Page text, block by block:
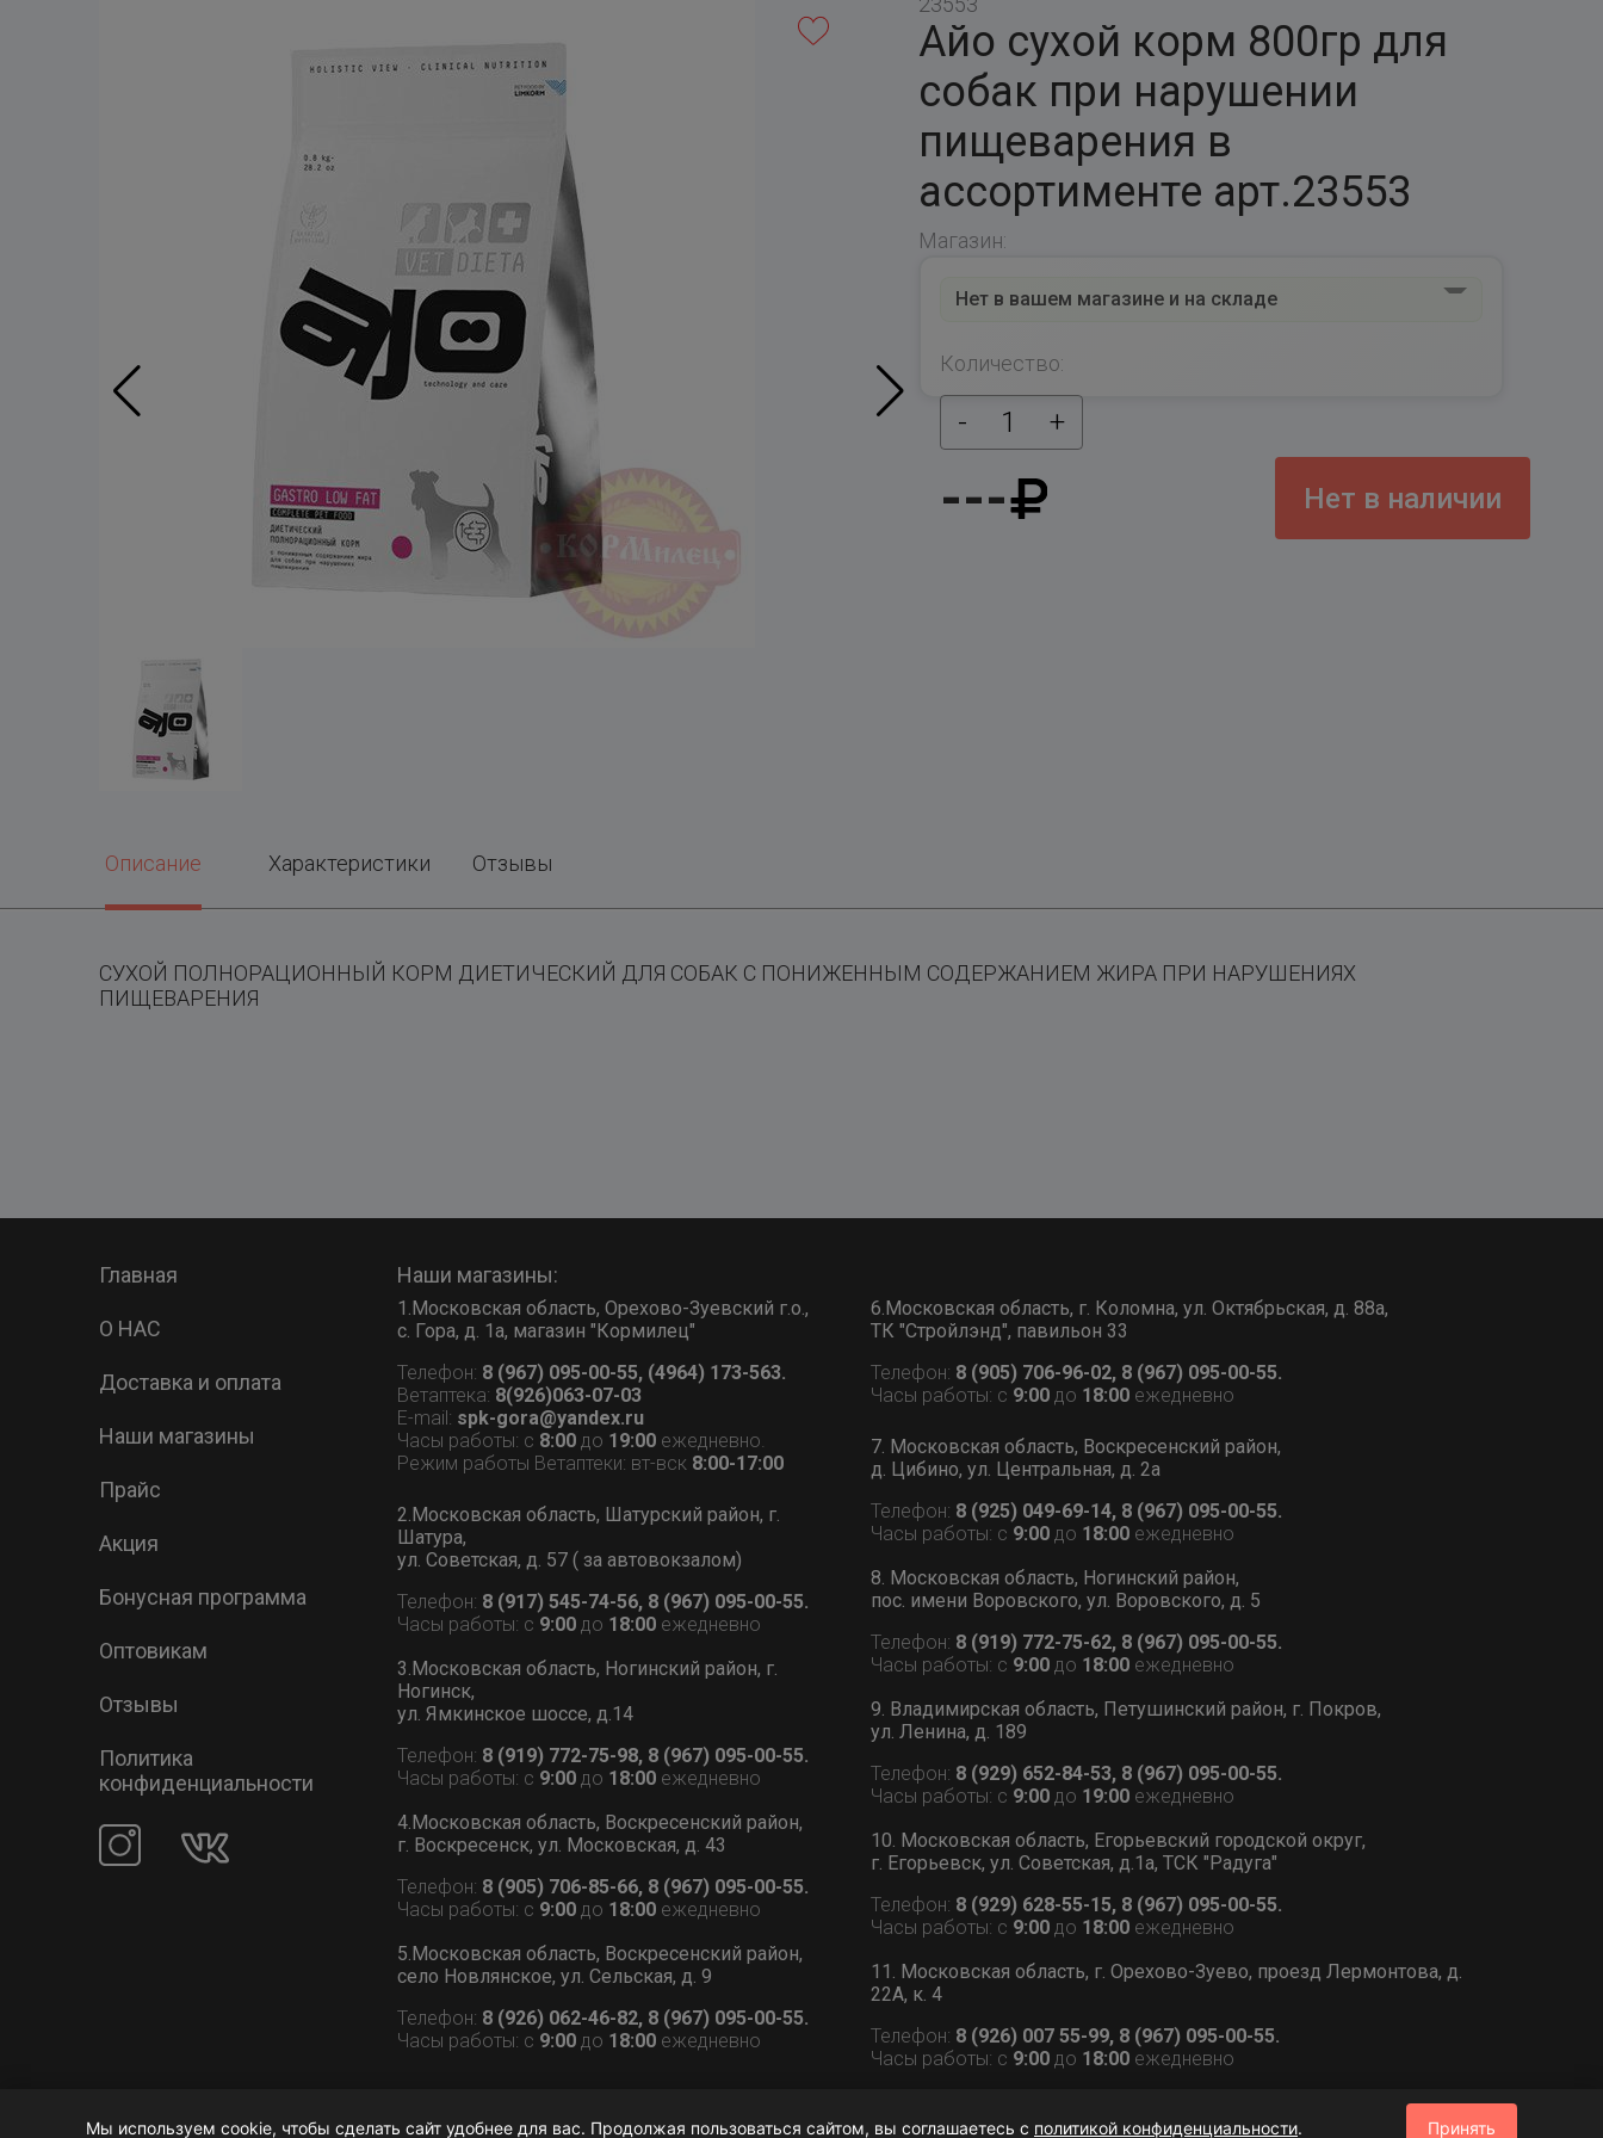
Айо сухой корм 800гр для
собак при нарушении
пищеварения в
ассортименте арт.23553
Магазин:
Нет в вашем магазине и на складе
Количество:
- 1 +
--- Нет в наличии
Описание Характеристики Отзывы
СУХОЙ ПОЛНОРАЦИОННЫЙ КОРМ ДИЕТИЧЕСКИЙ ДЛЯ СОБАК С ПОНИЖЕННЫМ СОДЕРЖАНИЕМ ЖИРА ПРИ НАРУШЕНИЯХ
ПИЩЕВАРЕНИЯ
Мы используем cookie, чтобы сделать сайт удобнее для вас. Продолжая пользоваться сайтом, вы соглашаетесь с политикой конфиденциальности. Принять
Главная
О НАС
Доставка и оплата
Наши магазины
Прайс
Акция
Бонусная программа
Оптовикам
Отзывы
Политика
конфиденциальности
Наши магазины:
1.Московская область, Орехово-Зуевский г.о.,
с. Гора, д. 1а, магазин "Кормилец"
Телефон: 8 (967) 095-00-55, (4964) 173-563.
Ветаптека: 8(926)063-07-03
E-mail: spk-gora@yandex.ru
Часы работы: с 8:00до 19:00ежедневно.
Режим работы Ветаптеки: вт-вск 8:00-17:00
2.Московская область, Шатурский район, г.
Шатура,
ул. Советская, д. 57 ( за автовокзалом)
Телефон: 8 (917) 545-74-56, 8 (967) 095-00-55.
Часы работы: с 9:00до 18:00ежедневно
3.Московская область, Ногинский район, г.
Ногинск,
ул. Ямкинское шоссе, д.14
Телефон: 8 (919) 772-75-98, 8 (967) 095-00-55.
Часы работы: с 9:00до 18:00ежедневно
4.Московская область, Воскресенский район,
г. Воскресенск, ул. Московская, д. 43
Телефон: 8 (905) 706-85-66, 8 (967) 095-00-55.
Часы работы: с 9:00до 18:00ежедневно
5.Московская область, Воскресенский район,
село Новлянское, ул. Сельская, д. 9
Телефон: 8 (926) 062-46-82, 8 (967) 095-00-55.
Часы работы: с 9:00до 18:00ежедневно
6.Московская область, г. Коломна, ул. Октябрьская, д. 88а,
ТК "Стройлэнд", павильон 33
Телефон: 8 (905) 706-96-02, 8 (967) 095-00-55.
Часы работы: с 9:00 до 18:00 ежедневно
7. Московская область, Воскресенский район,
д. Цибино, ул. Центральная, д. 2а
Телефон: 8 (925) 049-69-14, 8 (967) 095-00-55.
Часы работы: с 9:00 до 18:00 ежедневно
8. Московская область, Ногинский район,
пос. имени Воровского, ул. Воровского, д. 5
Телефон: 8 (919) 772-75-62, 8 (967) 095-00-55.
Часы работы: с 9:00 до 18:00 ежедневно
9. Владимирская область, Петушинский район, г. Покров,
ул. Ленина, д. 189
Телефон: 8 (929) 652-84-53, 8 (967) 095-00-55.
Часы работы: с 9:00 до 19:00 ежедневно
10. Московская область, Егорьевский городской округ,
г. Егорьевск, ул. Советская, д.1а, ТСК "Радуга"
Телефон: 8 (929) 628-55-15, 8 (967) 095-00-55.
Часы работы: с 9:00 до 18:00 ежедневно
11. Московская область, г. Орехово-Зуево, проезд Лермонтова, д.
22А, к. 4
Телефон: 8 (926) 007 55-99, 8 (967) 095-00-55.
Часы работы: с 9:00 до 18:00 ежедневно